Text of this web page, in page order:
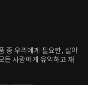
중 우리에게 필요한, 살아
든 사람에게 유익하고 재